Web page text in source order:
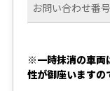
お問い合わせ番号
※一時抹消の車両
性が御座います